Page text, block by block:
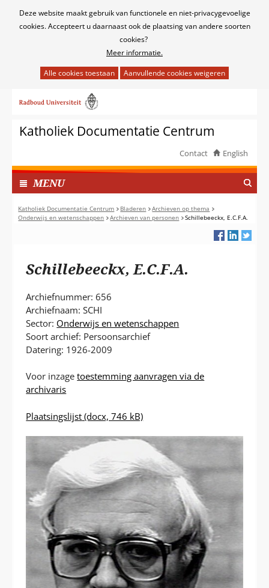
Cookies
Deze website maakt gebruik van functionele en niet-privacygevoelige
cookies. Accepteert u daarnaast ook de plaatsing van andere soorten
cookies?
Meer informatie.
het
van
cookies
deze
website
worden
toegestaan
of
naar
inhoudKatholiek Documentatie Centrum
Contact English
MENUI
N
G
E
P
Katholiek Documentatie Centrum Bladeren
Archieven op thema
Onderwijs en wetenschappen
Archieven van personen Schillebeeckx, E.C.F.A.
Schillebeeckx, E.C.F.A.
Archiefnummer: 656
Archiefnaam: SCHI
Sector: Onderwijs en wetenschappen
Soort archief: Persoonsarchief
Datering: 1926-2009
Voor inzagetoestemming aanvragen via de
archivaris
Plaatsingslijst (docx, 746 kB)